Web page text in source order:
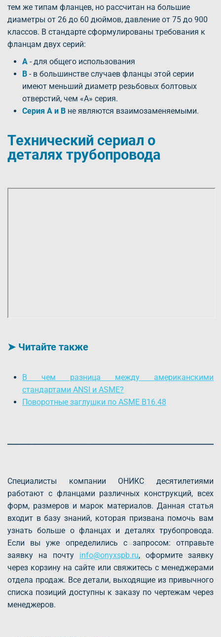
тем же типам фланцев, но рассчитан на большие
диаметры от 26 до 60 дюймов, давление от 75 до 900
классов. В стандарте сформулированы требования к
фланцам двух серий:
А - для общего использования
В - в большинстве случаев фланцы этой серии
имеют меньший диаметр резьбовых болтовых
отверстий, чем «А» серия.
Серия А и В не являются взаимозаменяемыми.
Технический сериал о
деталях трубопровода
➤ Читайте также
В чем разница между американскими
стандартами ANSI и ASME?
Поворотные заглушки по ASME B16.48
Специалисты компании ОНИКС десятилетиями
работают с фланцами различных конструкций, всех
форм, размеров и марок материалов. Данная статья
входит в базу знаний, которая призвана помочь вам
узнать больше о фланцах и деталях трубопровода.
Если вы уже определились с запросом: отправьте
заявку на почту info@onyxspb.ru, оформите заявку
через корзину на сайте или свяжитесь с менеджерами
отдела продаж. Все детали, выходящие из привычного
списка позиций доступны к заказу по чертежам через
менеджеров.